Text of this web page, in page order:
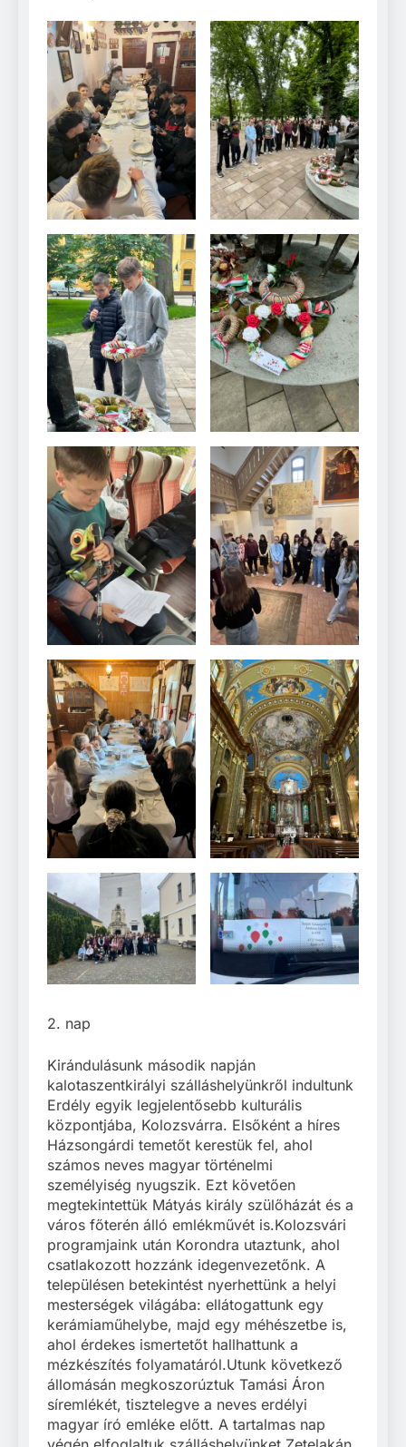
2. nap
Kirándulásunk második napján
kalotaszentkirályi szálláshelyünkről indultunk
Erdély egyik legjelentősebb kulturális
központjába, Kolozsvárra. Elsőként a híres
Házsongárdi temetőt kerestük fel, ahol
számos neves magyar történelmi
személyiség nyugszik. Ezt követően
megtekintettük Mátyás király szülőházát és a
város főterén álló emlékművét is.Kolozsvári
programjaink után Korondra utaztunk, ahol
csatlakozott hozzánk idegenvezetőnk. A
településen betekintést nyerhettünk a helyi
mesterségek világába: ellátogattunk egy
kerámiaműhelybe, majd egy méhészetbe is,
ahol érdekes ismertetőt hallhattunk a
mézkészítés folyamatáról.Utunk következő
állomásán megkoszorúztuk Tamási Áron
síremlékét, tisztelegve a neves erdélyi
magyar író emléke előtt. A tartalmas nap